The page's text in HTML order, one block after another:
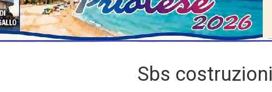
Sbs costruzioni